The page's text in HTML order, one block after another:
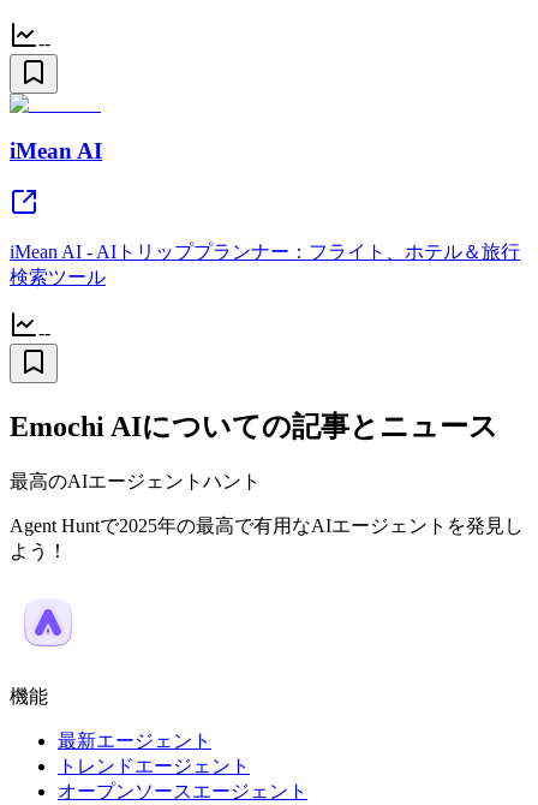
--
iMean AI
iMean AI - AIトリッププランナー：フライト、ホテル＆旅行
検索ツール
--
Emochi AIについての記事とニュース
最高のAIエージェントハント
Agent Huntで2025年の最高で有用なAIエージェントを発見し
よう！
機能
最新エージェント
トレンドエージェント
オープンソースエージェント